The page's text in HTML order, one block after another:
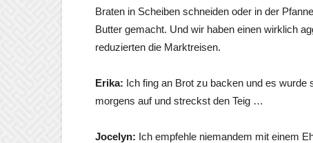
Braten in Scheiben schneiden oder in der
Butter gemacht. Und wir haben einen wirklich
reduzierten die Marktreisen.
Erika: Ich fing an Brot zu backen und es
morgens auf und streckst den Teig …
Jocelyn: Ich empfehle niemandem mit einem